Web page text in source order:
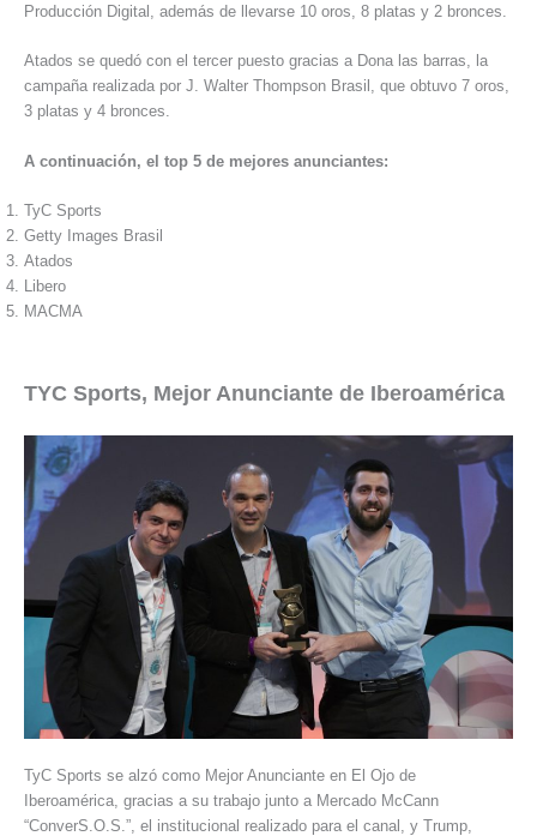
Producción Digital, además de llevarse 10 oros, 8 platas y 2 bronces.
Atados se quedó con el tercer puesto gracias a Dona las barras, la
campaña realizada por J. Walter Thompson Brasil, que obtuvo 7 oros,
3 platas y 4 bronces.
A continuación, el top 5 de mejores anunciantes:
TyC Sports
Getty Images Brasil
Atados
Libero
MACMA
TYC Sports, Mejor Anunciante de Iberoamérica
TyC Sports se alzó como Mejor Anunciante en El Ojo de
Iberoamérica, gracias a su trabajo junto a Mercado McCann
“ConverS.O.S.”, el institucional realizado para el canal, y Trump,